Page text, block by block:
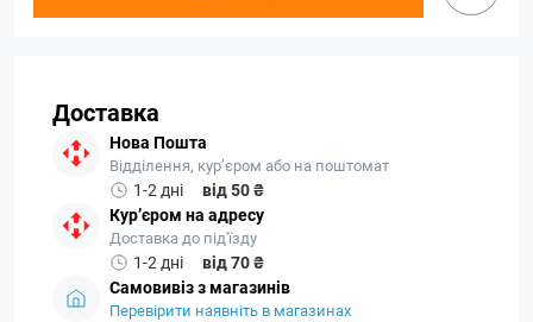
Доставка
Нова Пошта
Відділення, кур’єром або на поштомат
1-2 дні
від 50 ₴
Кур’єром на адресу
Доставка до під'їзду
1-2 дні
від 70 ₴
Самовивіз з магазинів
Перевірити наявніть в магазинах